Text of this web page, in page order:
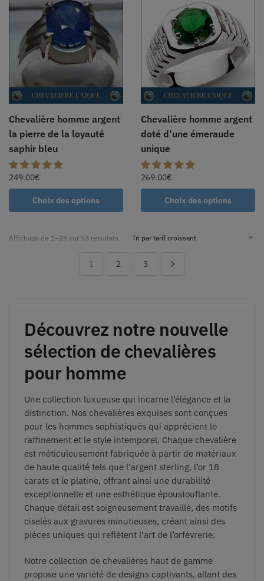
Chevalière homme argent
la pierre de la loyauté
saphir bleu
249.00€
Choix des options
Chevalière homme argent
doté d’une émeraude
unique
269.00€
Choix des options
Affichage de 1–24 sur 53 résultats
1 2 3
Découvrez notre nouvelle
sélection de chevalières
pour homme
Une collection luxueuse qui incarne l’élégance et la
distinction. Nos chevalières exquises sont conçues
pour les hommes sophistiqués qui apprécient le
raffinement et le style intemporel. Chaque chevalière
est méticuleusement fabriquée à partir de matériaux
de haute qualité tels que l’argent sterling, l’or 18
carats et le platine, offrant ainsi une durabilité
exceptionnelle et une esthétique époustouflante.
Chaque détail est soigneusement travaillé, des motifs
ciselés aux gravures minutieuses, créant ainsi des
pièces uniques qui reflètent l’art de l’orfèvrerie.
Notre collection de chevalières haut de gamme
propose une variété de designs captivants, allant des